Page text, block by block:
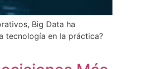
Big Data ha
tecnología en la práctica?